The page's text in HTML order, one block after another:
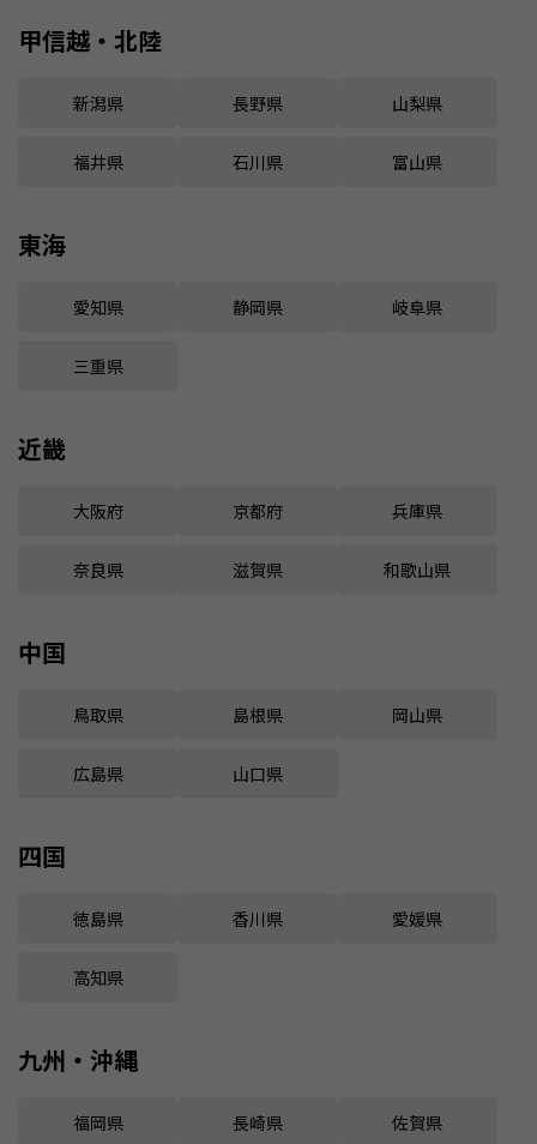
甲信越・北陸
新潟県 長野県 山梨県
福井県 石川県 富山県
東海
愛知県 静岡県 岐阜県
三重県
近畿
大阪府 京都府 兵庫県
奈良県 滋賀県 和歌山県
中国
鳥取県 島根県 岡山県
広島県 山口県
四国
徳島県 香川県 愛媛県
高知県
九州・沖縄
福岡県 長崎県 佐賀県